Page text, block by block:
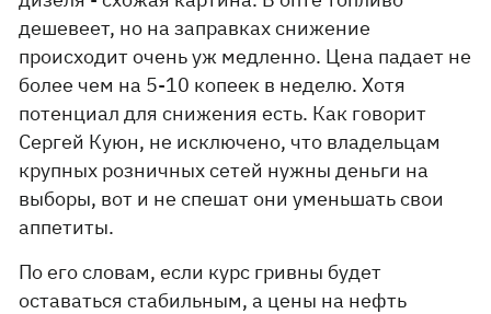
дешевеет, но на заправках снижение
происходит очень уж медленно. Цена падает не
более чем на 5-10 копеек в неделю. Хотя
потенциал для снижения есть. Как говорит
Сергей Куюн, не исключено, что владельцам
крупных розничных сетей нужны деньги на
выборы, вот и не спешат они уменьшать свои
аппетиты.
По его словам, если курс гривны будет
оставаться стабильным, а цены на нефть